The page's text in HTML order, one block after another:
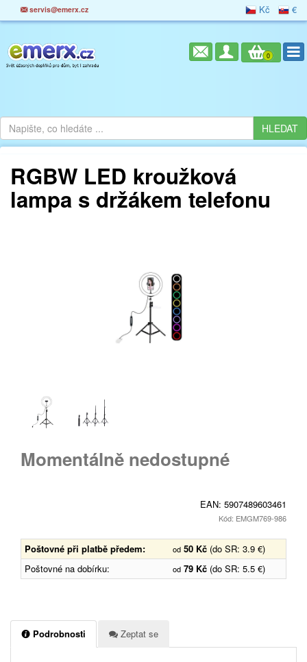
servis@emerx.cz Kč €
0
RGBW LED kroužková
lampa s držákem telefonu
Momentálně nedostupné
EAN: 5907489603461
Kód: EMGM769-986
Poštovné při platbě předem: od 50 Kč (do SR: 3.9 €)
Poštovné na dobírku:
od 79 Kč (do SR: 5.5 €)
Podrobnosti Zeptat se